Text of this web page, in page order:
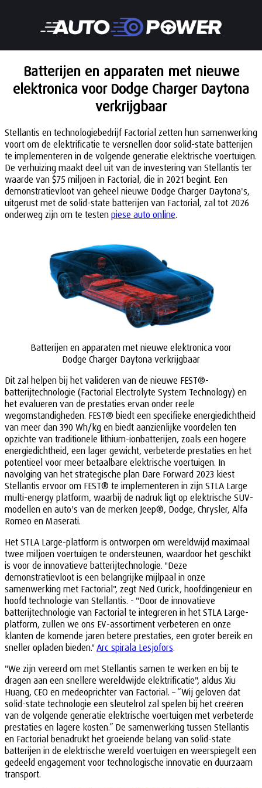
Batterijen en apparaten met nieuwe
elektronica voor Dodge Charger Daytona
verkrijgbaar
Stellantis en technologiebedrijf Factorial zetten hun samenwerking
voort om de elektrificatie te versnellen door solid-state batterijen
te implementeren in de volgende generatie elektrische voertuigen.
De verhuizing maakt deel uit van de investering van Stellantis ter
waarde van $75 miljoen in Factorial, die in 2021 begint. Een
demonstratievloot van geheel nieuwe Dodge Charger Daytona's,
uitgerust met de solid-state batterijen van Factorial, zal tot 2026
onderweg zijn om te testen piese auto online.
Batterijen en apparaten met nieuwe elektronica voor
Dodge Charger Daytona verkrijgbaar
Dit zal helpen bij het valideren van de nieuwe FEST®-
batterijtechnologie (Factorial Electrolyte System Technology) en
het evalueren van de prestaties ervan onder reële
wegomstandigheden. FEST® biedt een specifieke energiedichtheid
van meer dan 390 Wh/kg en biedt aanzienlijke voordelen ten
opzichte van traditionele lithium-ionbatterijen, zoals een hogere
energiedichtheid, een lager gewicht, verbeterde prestaties en het
potentieel voor meer betaalbare elektrische voertuigen. In
navolging van het strategische plan Dare Forward 2023 kiest
Stellantis ervoor om FEST® te implementeren in zijn STLA Large
multi-energy platform, waarbij de nadruk ligt op elektrische SUV-
modellen en auto's van de merken Jeep®, Dodge, Chrysler, Alfa
Romeo en Maserati.
Het STLA Large-platform is ontworpen om wereldwijd maximaal
twee miljoen voertuigen te ondersteunen, waardoor het geschikt
is voor de innovatieve batterijtechnologie. "Deze
demonstratievloot is een belangrijke mijlpaal in onze
samenwerking met Factorial", zegt Ned Curick, hoofdingenieur en
hoofd technologie van Stellantis. - "Door de innovatieve
batterijtechnologie van Factorial te integreren in het STLA Large-
platform, zullen we ons EV-assortiment verbeteren en onze
klanten de komende jaren betere prestaties, een groter bereik en
sneller opladen bieden." Arc spirala Lesjofors.
"We zijn vereerd om met Stellantis samen te werken en bij te
dragen aan een snellere wereldwijde elektrificatie", aldus Xiu
Huang, CEO en medeoprichter van Factorial. – “Wij geloven dat
solid-state technologie een sleutelrol zal spelen bij het creëren
van de volgende generatie elektrische voertuigen met verbeterde
prestaties en lagere kosten.” De samenwerking tussen Stellantis
en Factorial benadrukt het groeiende belang van solid-state
batterijen in de elektrische wereld voertuigen en weerspiegelt een
gedeeld engagement voor technologische innovatie en duurzaam
transport.